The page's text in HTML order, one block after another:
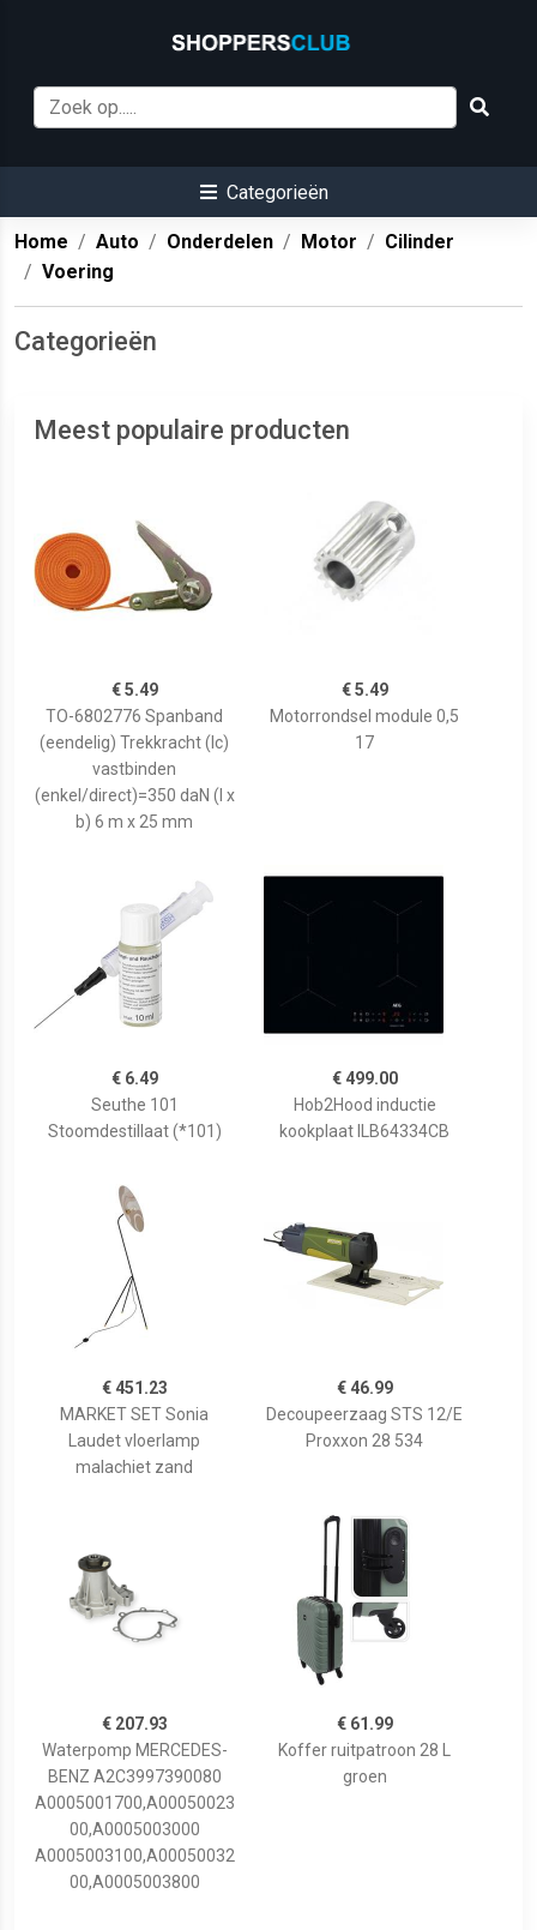
Categorieën
Home Auto Onderdelen Motor
Cilinder
Voering
Categorieën
Meest populaire producten
€ 5.49
TO-6802776 Spanband
(eendelig) Trekkracht (lc)
vastbinden
(enkel/direct)=350 daN (l x
b) 6 m x 25 mm
€ 5.49
Motorrondsel module 0,5
17
€ 6.49
Seuthe 101
Stoomdestillaat (*101)
€ 499.00
Hob2Hood inductie
kookplaat ILB64334CB
€ 451.23
MARKET SET Sonia
Laudet vloerlamp
malachiet zand
€ 46.99
Decoupeerzaag STS 12/E
Proxxon 28 534
€ 207.93
Waterpomp MERCEDES-
BENZ A2C3997390080
A0005001700,A00050023
00,A0005003000
A0005003100,A00050032
00,A0005003800
€ 61.99
Koffer ruitpatroon 28 L
groen